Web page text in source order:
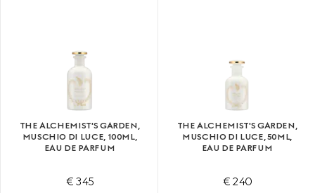
THE ALCHEMIST'S GARDEN,
MUSCHIO DI LUCE, 100ML,
EAU DE PARFUM
€ 345
THE ALCHEMIST'S GARDEN,
MUSCHIO DI LUCE, 50ML,
EAU DE PARFUM
€ 240